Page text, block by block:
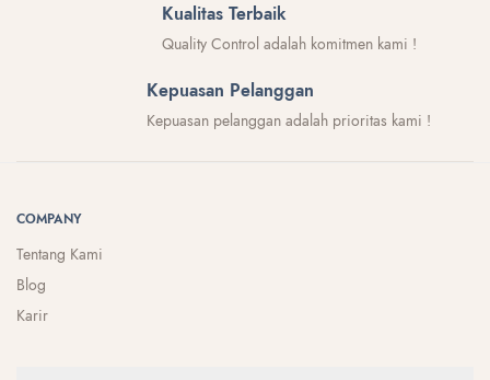
Kualitas Terbaik
Quality Control adalah komitmen kami !
Kepuasan Pelanggan
Kepuasan pelanggan adalah prioritas kami !
COMPANY
Tentang Kami
Blog
Karir